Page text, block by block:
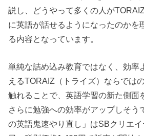
説し、どうやって多くの人が
に英語が話せるようになったのかを
る内容となっています。
単純な詰め込み教育ではなく、効率
えるTORAIZ（トライズ）ならでは
触れることで、英語学習の新た側面
さらに勉強への効率がアップしそう
の英語鬼速やり直し」はSBクリエ